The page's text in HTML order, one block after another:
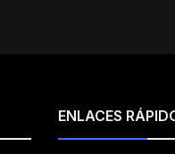
ENLACES